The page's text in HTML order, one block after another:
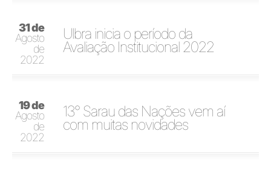
31 de
Agosto
de
2022
Ulbra inicia o período da
Avaliação Institucional 2022
19 de
Agosto
de
2022
13° Sarau das Nações vem aí
com muitas novidades